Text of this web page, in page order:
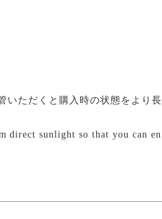
いただくと購入時の状態をより長
direct sunlight so that you can en